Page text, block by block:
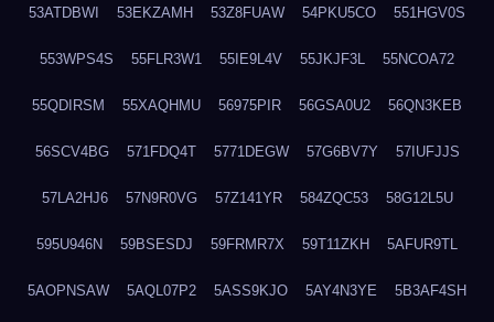
53ATDBWI 53EKZAMH 53Z8FUAW 54PKU5CO 551HGV0S
553WPS4S 55FLR3W1 55IE9L4V 55JKJF3L 55NCOA72
55QDIRSM 55XAQHMU 56975PIR 56GSA0U2 56QN3KEB
56SCV4BG 571FDQ4T 5771DEGW 57G6BV7Y 57IUFJJS
57LA2HJ6 57N9R0VG 57Z141YR 584ZQC53 58G12L5U
595U946N 59BSESDJ 59FRMR7X 59T11ZKH 5AFUR9TL
5AOPNSAW 5AQL07P2 5ASS9KJO 5AY4N3YE 5B3AF4SH